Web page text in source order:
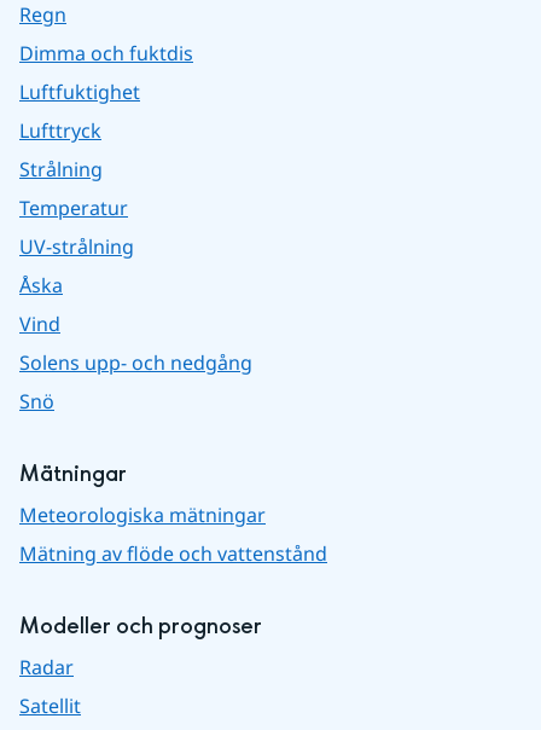
Regn
Dimma och fuktdis
Luftfuktighet
Lufttryck
Strålning
Temperatur
UV-strålning
Åska
Vind
Solens upp- och nedgång
Snö
Mätningar
Meteorologiska mätningar
Mätning av flöde och vattenstånd
Modeller och prognoser
Radar
Satellit